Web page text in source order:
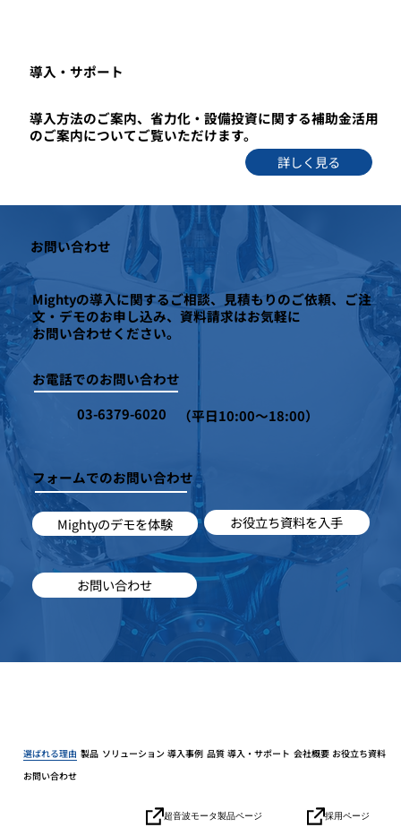
導入方法のご案内、省力化・設備投資に関する補助金活用
のご案内についてご覧いただけます。
​導入・サポート
詳しく見る
お問い合わせ
Mightyの導入に関するご相談、見積もりのご依頼、ご注
文・デモのお申し込み、資料請求はお気軽に
お問い合わせください。
お電話でのお問い合わせ
03-6379-6020
（平日10:00～18:00）
フォームでのお問い合わせ
Mightyのデモを体験 お役立ち資料を入手
お問い合わせ
選ばれる理由 製品 ソリューション 導入事例 品質 導入・サポート 会社概要 お役立ち資料
お問い合わせ
超音波モータ製品ページ 採用ページ